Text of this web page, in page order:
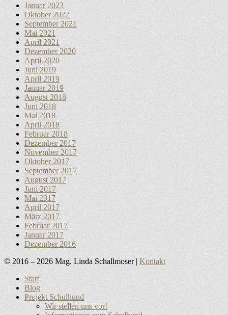
Januar 2023
Oktober 2022
September 2021
Mai 2021
April 2021
Dezember 2020
April 2020
Juni 2019
April 2019
Januar 2019
August 2018
Juni 2018
Mai 2018
April 2018
Februar 2018
Dezember 2017
November 2017
Oktober 2017
September 2017
August 2017
Juni 2017
Mai 2017
April 2017
März 2017
Februar 2017
Januar 2017
Dezember 2016
© 2016 – 2026 Mag. Linda Schallmoser | Kontakt
oben
scrollen
Start
Blog
Projekt Schulhund
Wir stellen uns vor!